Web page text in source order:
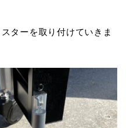
ターを取り付けていきま